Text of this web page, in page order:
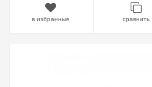
в избранные сравнить